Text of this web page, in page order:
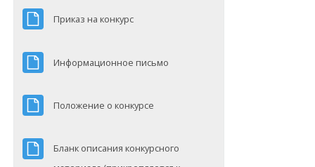
Приказ на конкурс文件
Информационное письмо
Положение о конкурсе
Бланк описания конкурсного